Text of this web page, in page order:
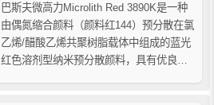
巴斯夫微高力Microlith Red 3890K是一种
由偶氮缩合颜料（颜料红144）预分散在氯
乙烯/醋酸乙烯共聚树脂载体中组成的蓝光
红色溶剂型纳米预分散颜料，具有优良的